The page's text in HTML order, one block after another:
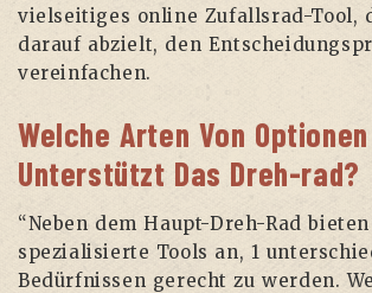
vielseitiges online Zufallsrad-Tool,
darauf abzielt, den
vereinfachen.
Welche Arten Von Optionen
Unterstützt Das Dreh-rad?
“Neben dem Haupt-Dreh-Rad
spezialisierte Tools an, 1
Bedürfnissen gerecht zu werden.